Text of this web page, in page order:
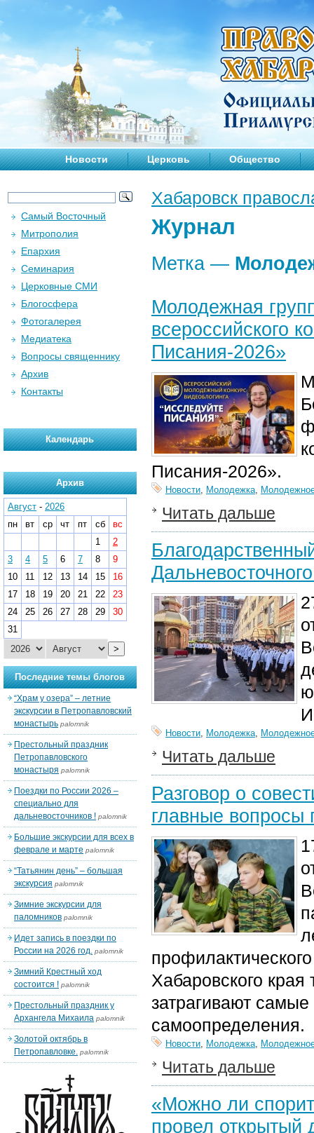
Новости Церковь Общество
Хабаровск
Журнал
Метка —
Молодежная
всероссийского
Писания-2026»
Писания-2026».
Новости, Молодежка,
Читать дальше
Новости, Молодежка,
Читать дальше
Разговор о
главные вопросы
Хабаровского
затрагивают
самоопределения.
Новости, Молодежка,
Читать дальше
«Можно ли
провел открытый
Самый Восточный
Митрополия
Епархия
Семинария
Церковные СМИ
Блогосфера
Фотогалерея
Медиатека
Вопросы священнику
Архив
Контакты
Календарь
Архив
Август - 2026
пн
вт ср чт пт сб
вс
1
2
3
4 5 6 7 8
9
10
11 12 13 14 15
16
17
18 19 20 21 22
23
24
25 26 27 28 29
30
31
>
Последние темы блогов
“Храм у озера” – летние
экскурсии в Петропавловский
монастырь palomnik
Престольный праздник
Петропавловского
монастыря palomnik
Поездки по России 2026 –
специально для
дальневосточников ! palomnik
Большие экскурсии для всех в
феврале и марте palomnik
“Татьянин день” – большая
экскурсия palomnik
Зимние экскурсии для
паломников palomnik
Идет запись в поездки по
России на 2026 год. palomnik
Зимний Крестный ход
состоится ! palomnik
Престольный праздник у
Архангела Михаила palomnik
Золотой октябрь в
Петропавловке. palomnik